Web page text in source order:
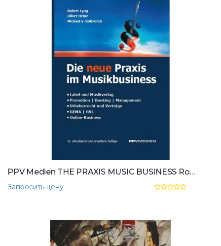
PPV Medien THE PRAXIS MUSIC BUSINESS Robert Lyng
Запросить цену